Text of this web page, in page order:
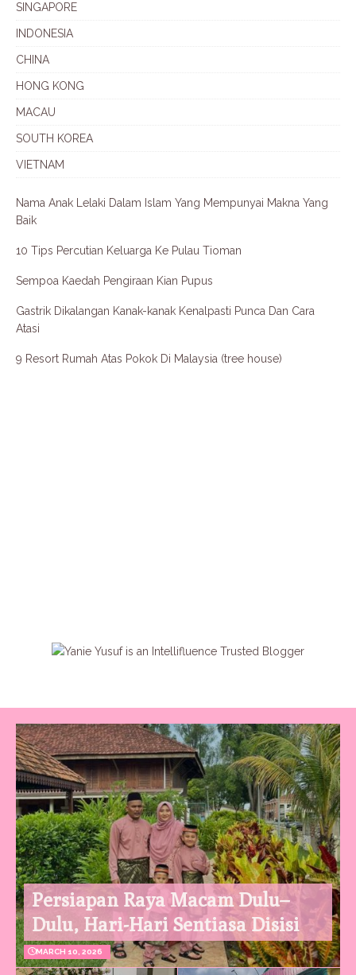
SINGAPORE
INDONESIA
CHINA
HONG KONG
MACAU
SOUTH KOREA
VIETNAM
Nama Anak Lelaki Dalam Islam Yang Mempunyai Makna Yang
Baik
10 Tips Percutian Keluarga Ke Pulau Tioman
Sempoa Kaedah Pengiraan Kian Pupus
Gastrik Dikalangan Kanak-kanak Kenalpasti Punca Dan Cara
Atasi
9 Resort Rumah Atas Pokok Di Malaysia (tree house)
Persiapan Raya Macam Dulu–
Dulu, Hari-Hari Sentiasa Disisi
MARCH 10, 2026